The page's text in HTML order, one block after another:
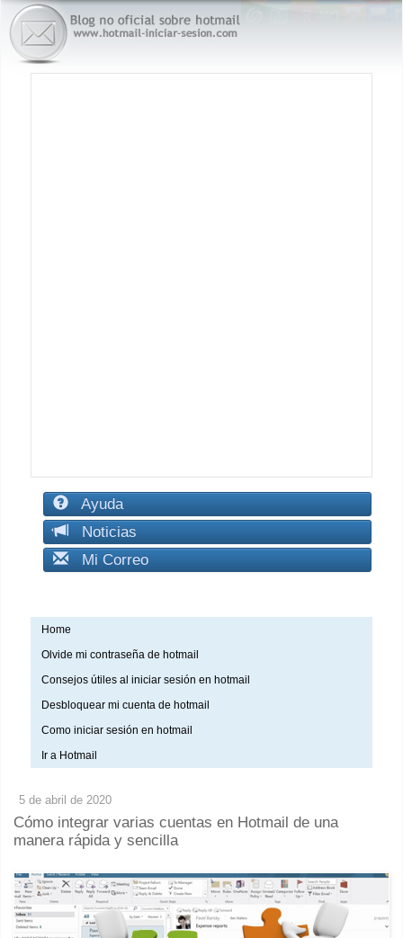
Ayuda
Noticias
Mi Correo
Home
Olvide mi contraseña de hotmail
Consejos útiles al iniciar sesión en hotmail
Desbloquear mi cuenta de hotmail
Como iniciar sesión en hotmail
Ir a Hotmail
5 de abril de 2020
Cómo integrar varias cuentas en Hotmail de una
manera rápida y sencilla